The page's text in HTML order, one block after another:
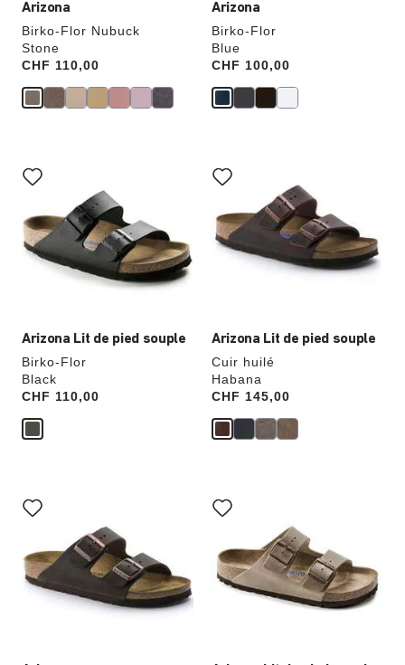
Arizona
Birko-Flor Nubuck
Stone
Price:
CHF 110,00
Arizona
Birko-Flor
Blue
Price:
CHF 100,00
Arizona Lit de pied souple
Birko-Flor
Black
Price:
CHF 110,00
sur
les
échantillons
de
couleurs
modifiera
l’image
Arizona Lit de pied souple
Cuir huilé
Habana
Price:
CHF 145,00
sur
les
échantillons
de
couleurs
modifiera
sur
les
échantillons
de
couleurs
modifiera
l’image
sur
les
échantillons
de
couleurs
modifiera